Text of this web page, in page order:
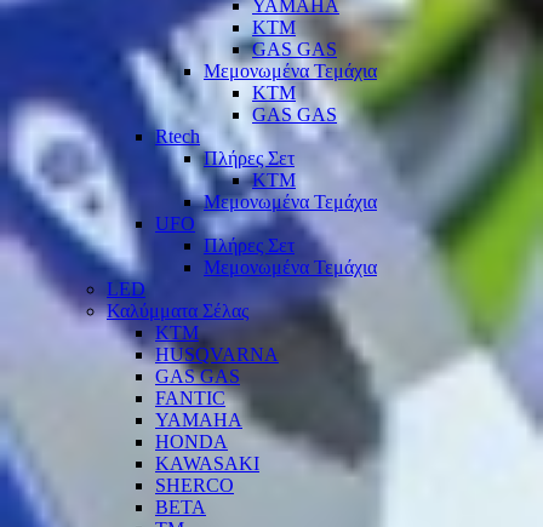
YAMAHA
KTM
GAS GAS
Μεμονωμένα Τεμάχια
KTM
GAS GAS
Rtech
Πλήρες Σετ
KTM
Μεμονωμένα Τεμάχια
UFO
Πλήρες Σετ
Μεμονωμένα Τεμάχια
LED
Καλύμματα Σέλας
KTM
HUSQVARNA
GAS GAS
FANTIC
YAMAHA
HONDA
KAWASAKI
SHERCO
BETA